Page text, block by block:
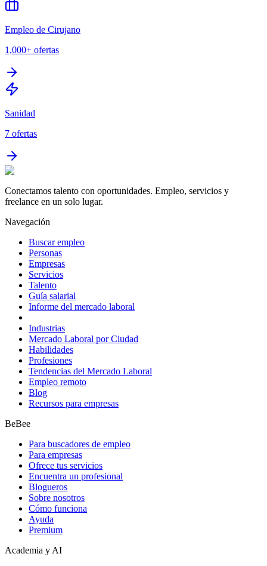
Empleo de Cirujano
1,000+ ofertas
Sanidad
7 ofertas
Conectamos talento con oportunidades. Empleo, servicios y
freelance en un solo lugar.
Navegación
Buscar empleo
Personas
Empresas
Servicios
Talento
Guía salarial
Informe del mercado laboral
Industrias
Mercado Laboral por Ciudad
Habilidades
Profesiones
Tendencias del Mercado Laboral
Empleo remoto
Blog
Recursos para empresas
BeBee
Para buscadores de empleo
Para empresas
Ofrece tus servicios
Encuentra un profesional
Blogueros
Sobre nosotros
Cómo funciona
Ayuda
Premium
Academia y AI